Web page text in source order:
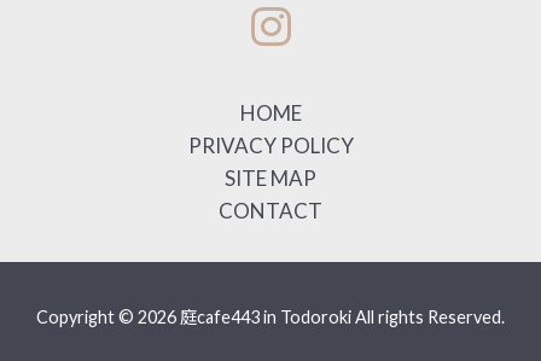
HOME
PRIVACY POLICY
SITE MAP
CONTACT
Copyright © 2026 庭cafe443 in Todoroki All rights Reserved.